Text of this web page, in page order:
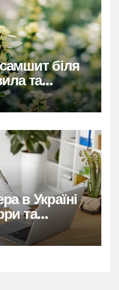
біля
та
в Україні
та